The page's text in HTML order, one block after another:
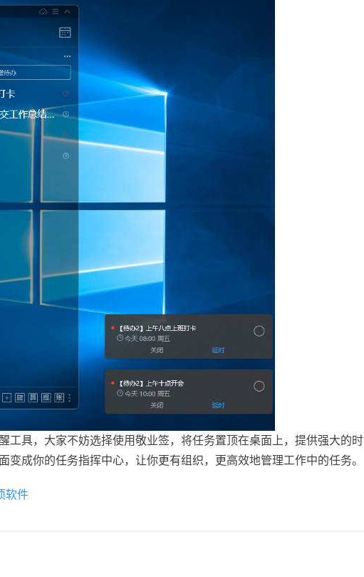
工具，大家不妨选择使用敬业签，将任务置顶在桌面上，提供强大的时
成你的任务指挥中心，让你更有组织，更高效地管理工作中的任务。
软件